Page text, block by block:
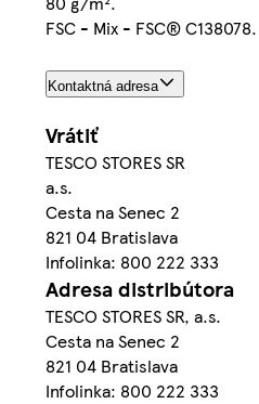
FSC - Mix - FSC® C138078.
Kontaktná adresa
Vrátiť
TESCO STORES SR
a.s.
Cesta na Senec 2
821 04 Bratislava
Infolinka: 800 222 333
Adresa distribútora
TESCO STORES SR, a.s.
Cesta na Senec 2
821 04 Bratislava
Infolinka: 800 222 333